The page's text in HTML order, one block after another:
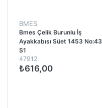
BMES
Bmes Çelik Burunlu İş
Ayakkabısı Süet 1453 No:43
S1
47912
₺616,00